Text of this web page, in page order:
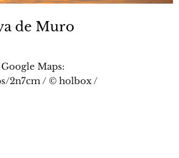
de Muro
Maps:
2n7cm / © holbox /